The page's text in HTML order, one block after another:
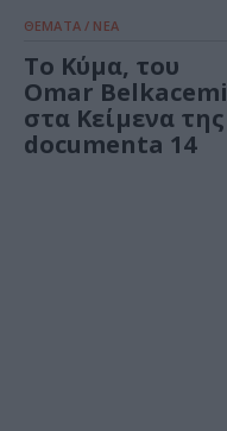
ΘΕΜΑΤΑ / ΝΕΑ
Το Κύμα, του
Omar Belkacemi
στα Κείμενα της
documenta 14